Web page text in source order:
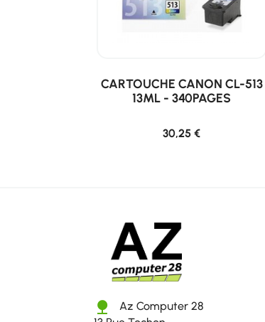
CARTOUCHE CANON CL-513
13ML - 340PAGES
30,25 €
nature
Az Computer 28